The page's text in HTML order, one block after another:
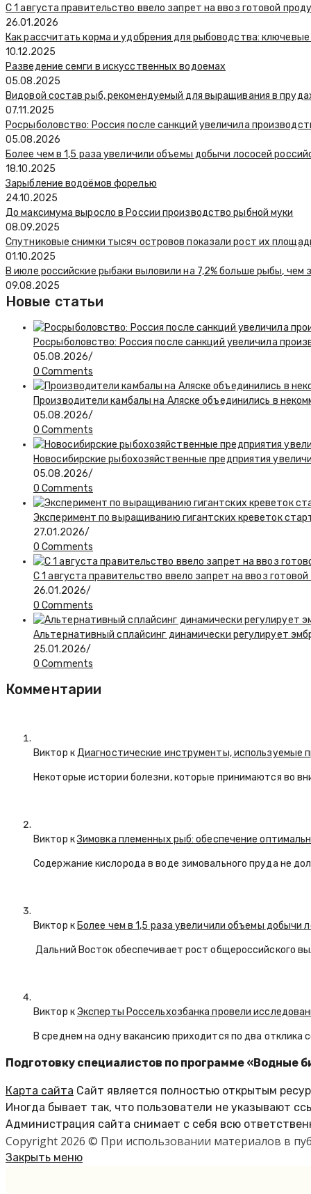
С 1 августа правительство ввело запрет на ввоз готовой
26.01.2026
Как рассчитать корма и удобрения для рыбоводства:
10.12.2025
Разведение семги в искусственных водоемах
05.08.2025
Видовой состав рыб, рекомендуемый для выращивания в
07.11.2025
Росрыболовство: Россия после санкций увеличила
05.08.2026
Более чем в 1,5 раза увеличили объемы добычи лососей
18.10.2025
Зарыбление водоёмов форелью
24.10.2025
До максимума выросло в России производство рыбной муки
08.09.2025
Спутниковые снимки тысяч островов показали рост их
01.10.2025
В июле российские рыбаки выловили на 7,2% больше рыбы, чем
09.08.2025
Новые статьи
Росрыболовство: Россия после санкций увеличила
05.08.2026/
0 Comments
Производители камбалы на Аляске объединились в
05.08.2026/
0 Comments
Новосибирские рыбохозяйственные предприятия
05.08.2026/
0 Comments
Эксперимент по выращиванию гигантских креветок
27.01.2026/
0 Comments
С 1 августа правительство ввело запрет на ввоз
26.01.2026/
0 Comments
Альтернативный сплайсинг динамически регулирует
25.01.2026/
0 Comments
Комментарии
Виктор кДиагностические инструменты, используемые
Некоторые истории болезни, которые принимаются во
Виктор кЗимовка племенных рыб: обеспечение
Содержание кислорода в воде зимовального пруда не
Виктор к Более чем в 1,5 раза увеличили объемы добычи
Дальний Восток обеспечивает рост общероссийского
Виктор кЭксперты Россельхозбанка провели
В среднем на одну вакансию приходится по два отклика
Подготовку специалистов по программе «Водные
Карта сайта Сайт является полностью открытым
Иногда бывает так, что пользователи не указывают
Администрация сайта снимает с себя всю
Copyright 2026 © При использовании материалов в
Закрыть меню